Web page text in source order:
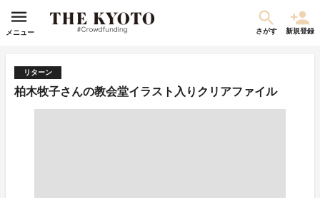
メニュー さがす 新規登録
リターン
柏木牧子さんの教会堂イラスト入りクリアファイル